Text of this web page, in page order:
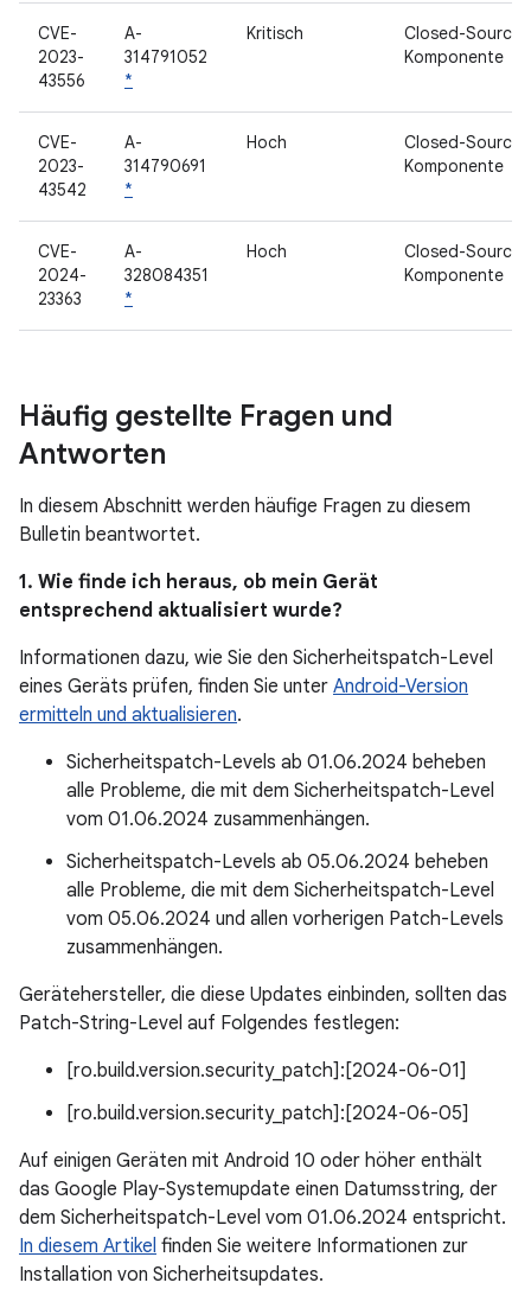
CVE-
2023-
43556
A-
314791052
*
Kritisch
Closed-Source-
Komponente
CVE-
2023-
43542
A-
314790691
*
Hoch
Closed-Source-
Komponente
CVE-
2024-
23363
A-
328084351
*
Hoch
Closed-Source-
Komponente
Häufig gestellte Fragen und
Antworten
In diesem Abschnitt werden häufige Fragen zu diesem
Bulletin beantwortet.
1. Wie finde ich heraus, ob mein Gerät
entsprechend aktualisiert wurde?
Informationen dazu, wie Sie den Sicherheitspatch-Level
eines Geräts prüfen, finden Sie unter Android-Version
ermitteln und aktualisieren.
Sicherheitspatch-Levels ab 01.06.2024 beheben
alle Probleme, die mit dem Sicherheitspatch-Level
vom 01.06.2024 zusammenhängen.
Sicherheitspatch-Levels ab 05.06.2024 beheben
alle Probleme, die mit dem Sicherheitspatch-Level
vom 05.06.2024 und allen vorherigen Patch-Levels
zusammenhängen.
Gerätehersteller, die diese Updates einbinden, sollten das
Patch-String-Level auf Folgendes festlegen:
[ro.build.version.security_patch]:[2024-06-01]
[ro.build.version.security_patch]:[2024-06-05]
Auf einigen Geräten mit Android 10 oder höher enthält
das Google Play-Systemupdate einen Datumsstring, der
dem Sicherheitspatch-Level vom 01.06.2024 entspricht.
In diesem Artikel finden Sie weitere Informationen zur
Installation von Sicherheitsupdates.